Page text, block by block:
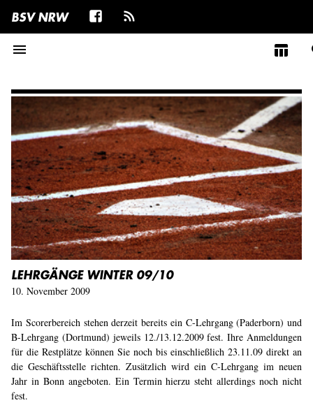
BSV NRW
menu
table_chart
LEHRGÄNGE WINTER 09/10
10. November 2009
Im Scorerbereich stehen derzeit bereits ein C-Lehrgang (Paderborn) und
B-Lehrgang (Dortmund) jeweils 12./13.12.2009 fest. Ihre Anmeldungen
für die Restplätze können Sie noch bis einschließlich 23.11.09 direkt an
die Geschäftsstelle richten. Zusätzlich wird ein C-Lehrgang im neuen
Jahr in Bonn angeboten. Ein Termin hierzu steht allerdings noch nicht
fest.